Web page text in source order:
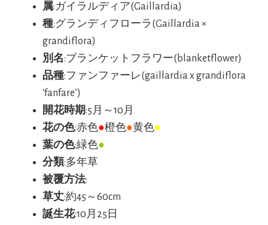
属:ガイラルディア(Gaillardia)
種:グランディフローラ(Gaillardia ×
grandiflora)
別名:ブランケットフラワー(blanketflower)
品種:ファンファーレ(gaillardia x grandiflora
‘fanfare’)
開花時期:5月～10月
花の色:赤色●橙色●黄色●
葉の色:緑色●
分類:多年草
被覆方法:
草丈:約45～60cm
誕生花:10月25日